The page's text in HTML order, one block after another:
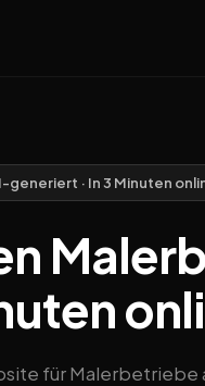
generiert · In 3 Minuten
für Malerbetriebe